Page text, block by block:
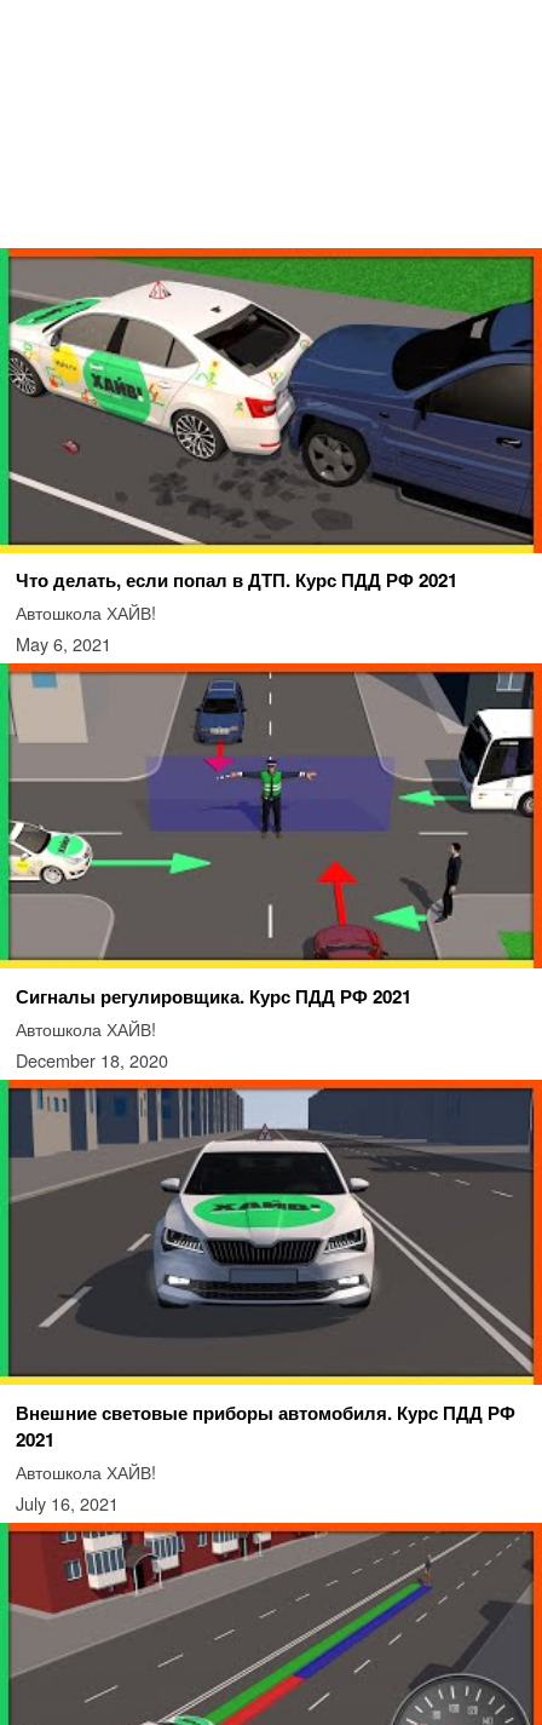
Что делать, если попал в ДТП. Курс ПДД РФ 2021
Автошкола ХАЙВ!
May 6, 2021
Сигналы регулировщика. Курс ПДД РФ 2021
Автошкола ХАЙВ!
December 18, 2020
Внешние световые приборы автомобиля. Курс ПДД РФ
2021
Автошкола ХАЙВ!
July 16, 2021